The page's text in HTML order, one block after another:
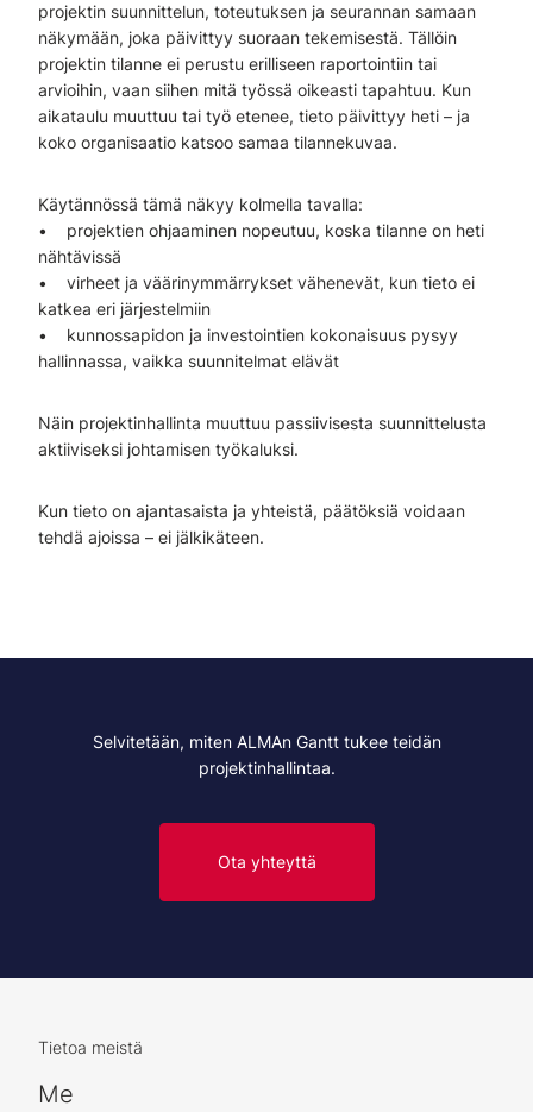
projektin suunnittelun, toteutuksen ja seurannan samaan
näkymään, joka päivittyy suoraan tekemisestä. Tällöin
projektin tilanne ei perustu erilliseen raportointiin tai
arvioihin, vaan siihen mitä työssä oikeasti tapahtuu. Kun
aikataulu muuttuu tai työ etenee, tieto päivittyy heti – ja
koko organisaatio katsoo samaa tilannekuvaa.
Käytännössä tämä näkyy kolmella tavalla:
• projektien ohjaaminen nopeutuu, koska tilanne on heti
nähtävissä
• virheet ja väärinymmärrykset vähenevät, kun tieto ei
katkea eri järjestelmiin
• kunnossapidon ja investointien kokonaisuus pysyy
hallinnassa, vaikka suunnitelmat elävät
Näin projektinhallinta muuttuu passiivisesta suunnittelusta
aktiiviseksi johtamisen työkaluksi.
Kun tieto on ajantasaista ja yhteistä, päätöksiä voidaan
tehdä ajoissa – ei jälkikäteen.
Selvitetään, miten ALMAn Gantt tukee teidän
projektinhallintaa.
Ota yhteyttä
Tietoa meistä
Me